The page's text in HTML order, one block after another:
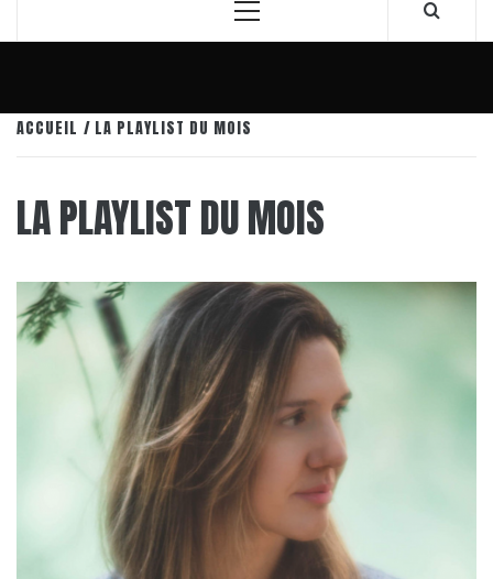
Menu
ACCUEIL LA PLAYLIST DU MOIS
LA PLAYLIST DU MOIS